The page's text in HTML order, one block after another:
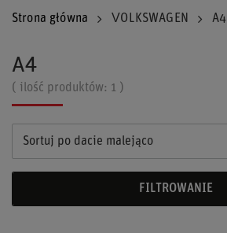
Strona główna VOLKSWAGEN A4
A4
( ilość produktów: 1 )
Sortuj po dacie malejąco
FILTROWANIE